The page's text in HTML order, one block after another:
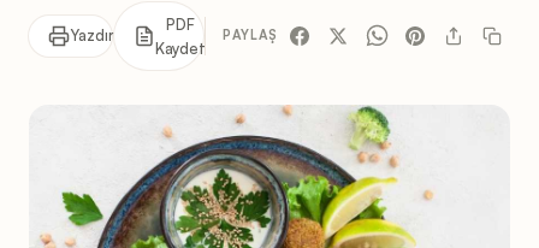
Yazdır
PDF
Kaydet
PAYLAŞ